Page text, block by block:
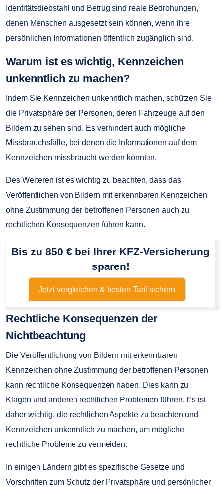
Identitätsdiebstahl und Betrug sind reale Bedrohungen,
denen Menschen ausgesetzt sein können, wenn ihre
persönlichen Informationen öffentlich zugänglich sind.
Warum ist es wichtig, Kennzeichen
unkenntlich zu machen?
Indem Sie Kennzeichen unkenntlich machen, schützen Sie
die Privatsphäre der Personen, deren Fahrzeuge auf den
Bildern zu sehen sind. Es verhindert auch mögliche
Missbrauchsfälle, bei denen die Informationen auf dem
Kennzeichen missbraucht werden könnten.
Des Weiteren ist es wichtig zu beachten, dass das
Veröffentlichen von Bildern mit erkennbaren Kennzeichen
ohne Zustimmung der betroffenen Personen auch zu
rechtlichen Konsequenzen führen kann.
Bis zu 850 € bei Ihrer KFZ-Versicherung
sparen!
Jetzt vergleichen & besten Tarif sichern
Rechtliche Konsequenzen der
Nichtbeachtung
Die Veröffentlichung von Bildern mit erkennbaren
Kennzeichen ohne Zustimmung der betroffenen Personen
kann rechtliche Konsequenzen haben. Dies kann zu
Klagen und anderen rechtlichen Problemen führen. Es ist
daher wichtig, die rechtlichen Aspekte zu beachten und
Kennzeichen unkenntlich zu machen, um mögliche
rechtliche Probleme zu vermeiden.
In einigen Ländern gibt es spezifische Gesetze und
Vorschriften zum Schutz der Privatsphäre und persönlicher